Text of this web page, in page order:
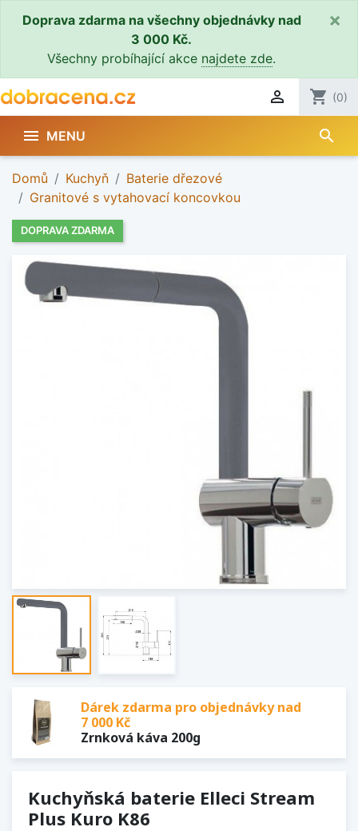
Doprava zdarma na všechny objednávky nad
3 000 Kč.
Všechny probíhající akce najdete zde.
×
 shopping_cart (0)
 MENU search
Domů Kuchyň
Baterie dřezové
Granitové s vytahovací koncovkou
DOPRAVA ZDARMA
Dárek zdarma pro objednávky nad
7 000 Kč
Zrnková káva 200g
Kuchyňská baterie Elleci Stream
Plus Kuro K86